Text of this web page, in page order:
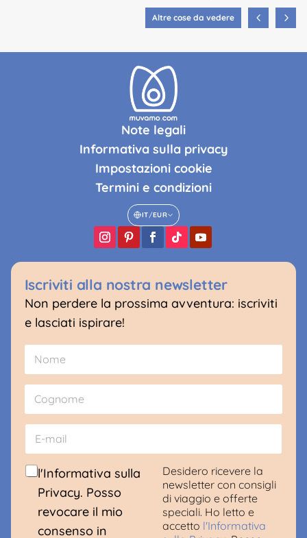
Altre cose da vedere
Note legali
Informativa sulla privacy
Impostazioni cookie
Termini e condizioni
IT/EUR
Iscriviti alla nostra newsletter
Non perdere la prossima avventura: iscriviti
e lasciati ispirare!
N
m
e
E
m
a
i
C l'Informativa sulla
Privacy. Posso
revocare il mio
consenso in
Desidero ricevere la
newsletter con consigli
di viaggio e offerte
speciali. Ho letto e
accetto l'Informativa